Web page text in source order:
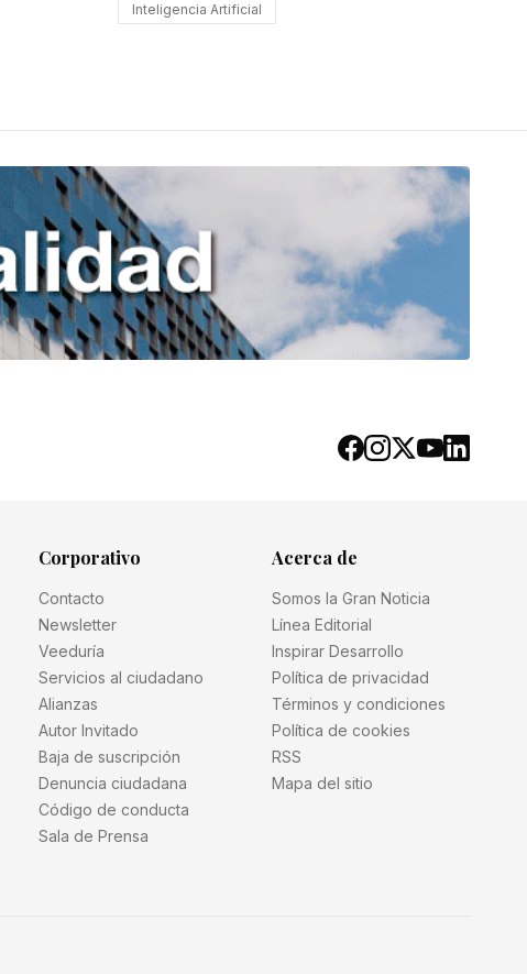
Inteligencia Artificial
Corporativo
Contacto
Newsletter
Veeduría
Servicios al ciudadano
Alianzas
Autor Invitado
Baja de suscripción
Denuncia ciudadana
Código de conducta
Sala de Prensa
Acerca de
Somos la Gran Noticia
Línea Editorial
Inspirar Desarrollo
Política de privacidad
Términos y condiciones
Política de cookies
RSS
Mapa del sitio